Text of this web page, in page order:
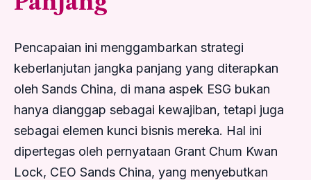
Pencapaian ini menggambarkan strategi
keberlanjutan jangka panjang yang diterapkan
oleh Sands China, di mana aspek ESG bukan
hanya dianggap sebagai kewajiban, tetapi juga
sebagai elemen kunci bisnis mereka. Hal ini
dipertegas oleh pernyataan Grant Chum Kwan
Lock, CEO Sands China, yang menyebutkan